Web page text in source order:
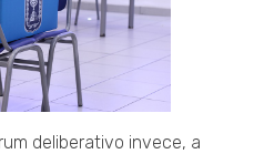
deliberativo invece, a